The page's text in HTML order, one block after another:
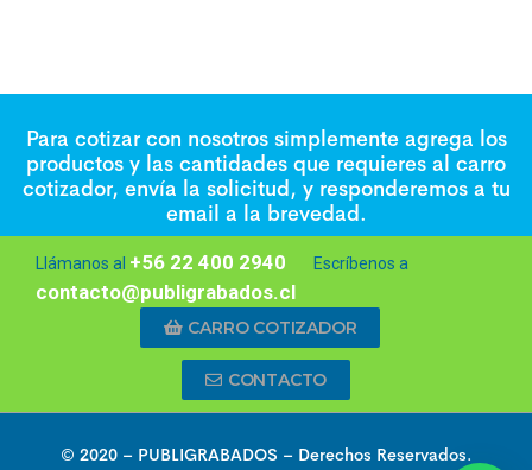
Para cotizar con nosotros simplemente agrega los
productos y las cantidades que requieres al carro
cotizador, envía la solicitud, y responderemos a tu
email a la brevedad.
Llámanos al +56 22 400 2940 Escríbenos a
contacto@publigrabados.cl
CARRO COTIZADOR
CONTACTO
© 2020 – PUBLIGRABADOS – Derechos Reservados.